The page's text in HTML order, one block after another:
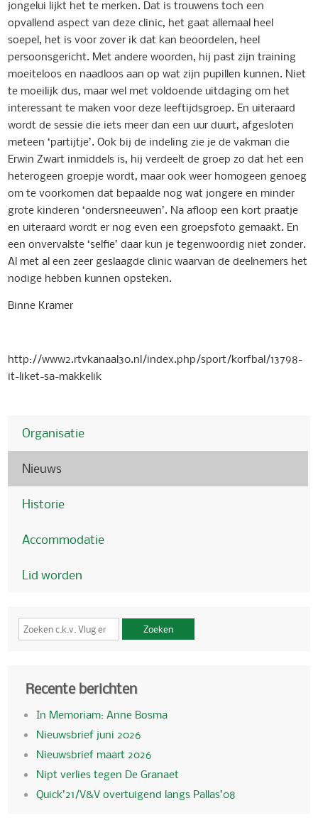
jongelui lijkt het te merken. Dat is trouwens toch een
opvallend aspect van deze clinic, het gaat allemaal heel
soepel, het is voor zover ik dat kan beoordelen, heel
persoonsgericht. Met andere woorden, hij past zijn training
moeiteloos en naadloos aan op wat zijn pupillen kunnen. Niet
te moeilijk dus, maar wel met voldoende uitdaging om het
interessant te maken voor deze leeftijdsgroep. En uiteraard
wordt de sessie die iets meer dan een uur duurt, afgesloten
meteen ‘partijtje’. Ook bij de indeling zie je de vakman die
Erwin Zwart inmiddels is, hij verdeelt de groep zo dat het een
heterogeen groepje wordt, maar ook weer homogeen genoeg
om te voorkomen dat bepaalde nog wat jongere en minder
grote kinderen ‘ondersneeuwen’. Na afloop een kort praatje
en uiteraard wordt er nog even een groepsfoto gemaakt. En
een onvervalste ‘selfie’ daar kun je tegenwoordig niet zonder.
Al met al een zeer geslaagde clinic waarvan de deelnemers het
nodige hebben kunnen opsteken.
Binne Kramer
http://www2.rtvkanaal30.nl/index.php/sport/korfbal/13798-
it-liket-sa-makkelik
Organisatie
Nieuws
Historie
Accommodatie
Lid worden
Zoeken
Recente berichten
In Memoriam: Anne Bosma
Nieuwsbrief juni 2026
Nieuwsbrief maart 2026
Nipt verlies tegen De Granaet
Quick’21/V&V overtuigend langs Pallas’08